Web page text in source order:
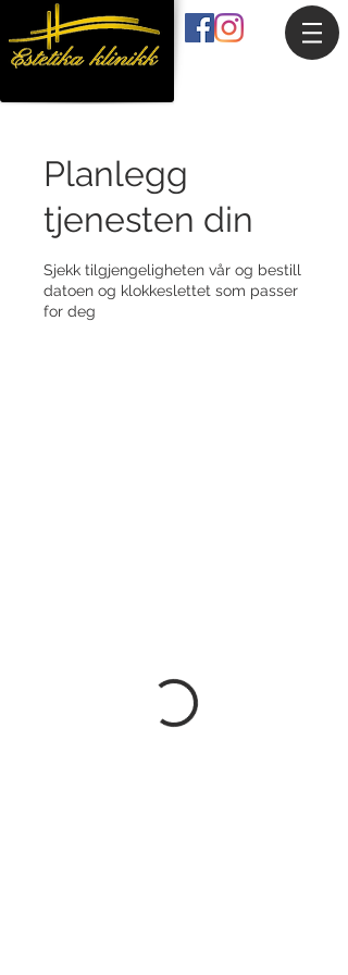
Planlegg
tjenesten din
Sjekk tilgjengeligheten vår og bestill
datoen og klokkeslettet som passer
for deg